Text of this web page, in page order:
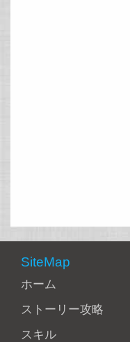
SiteMap
ホーム
ストーリー攻略
スキル